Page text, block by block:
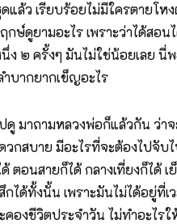
ล้ว เรียบร้อยไม่มีใครตายโห
ษ์ดูยามอะไร เพราะว่าได้สอน
ง ๒ ครั้งๆ มันไม่ใช่น้อยเลย นี่
บากยากเข็ญอะไร
าถามหลวงพ่อก็แล้วกัน ว่าจ
กสบาย มีอะไรที่จะต้องไปจับ
ตอนสายก็ได้ กลางเที่ยงก็ได้ เ
กได้ทั้งนั้น เพราะมันไม่ได้อยู่ที่
งชีวิตประจำวัน ไม่ทำอะไรใ